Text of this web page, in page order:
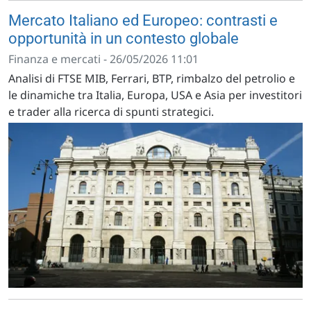
Mercato Italiano ed Europeo: contrasti e
opportunità in un contesto globale
Finanza e mercati - 26/05/2026 11:01
Analisi di FTSE MIB, Ferrari, BTP, rimbalzo del petrolio e
le dinamiche tra Italia, Europa, USA e Asia per investitori
e trader alla ricerca di spunti strategici.